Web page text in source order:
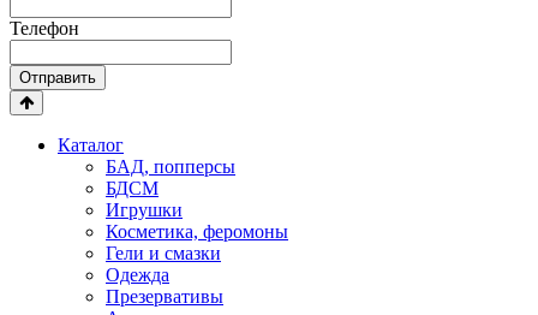
Телефон
Отправить
Каталог
БАД, попперсы
БДСМ
Игрушки
Косметика, феромоны
Гели и смазки
Одежда
Презервативы